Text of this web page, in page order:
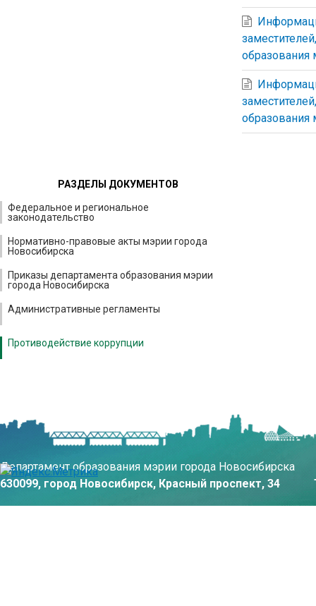
образования
образования
РАЗДЕЛЫ ДОКУМЕНТОВ
Федеральное и региональное
законодательство
Нормативно-правовые акты мэрии города
Новосибирска
Приказы департамента образования мэрии
города Новосибирска
Административные регламенты
Противодействие коррупции
Департамент образования мэрии города Новосибирска
630099, город Новосибирск, Красный проспект, 34